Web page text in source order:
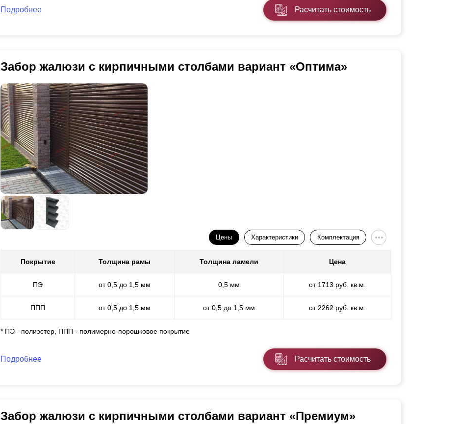
Подробнее Расчитать стоимость
Забор жалюзи с кирпичными столбами вариант «Оптима»
Цены Характеристики Комплектация
Покрытие Толщина рамы Толщина ламели Цена
ПЭ от 0,5 до 1,5 мм 0,5 мм от 1713 руб. кв.м.
ППП от 0,5 до 1,5 мм от 0,5 до 1,5 мм от 2262 руб. кв.м.
* ПЭ - полиэстер, ППП - полимерно-порошковое покрытие
Подробнее Расчитать стоимость
Забор жалюзи с кирпичными столбами вариант «Премиум»